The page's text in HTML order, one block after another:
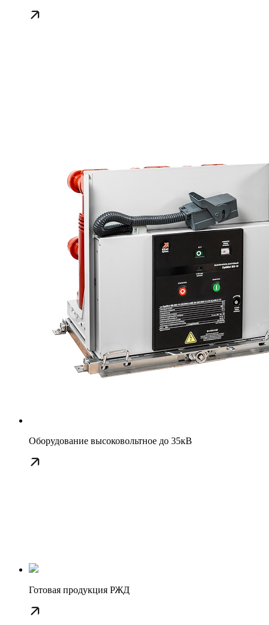
Оборудование высоковольтное до 35кВ
Готовая продукция РЖД